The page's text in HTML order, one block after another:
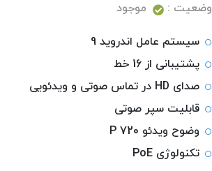
وضعیت : موجود
سیستم عامل اندروید 9
پشتیبانی از 16 خط
صدای HD در تماس صوتی و ویدئویی
قابلیت سپر صوتی
وضوح ویدئو 720 P
تکنولوژی PoE